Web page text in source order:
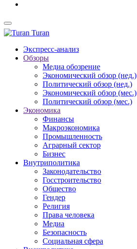
Turan
Экспресс-анализ
Обзоры
Медиа обозрение
Экономический обзор (нед.)
Политический обзор (нед.)
Экономический обзор (мес.)
Политический обзор (мес.)
Экономика
Финансы
Макроэкономика
Промышленность
Аграрный сектор
Бизнес
Внутриполитика
Законодательство
Госстроительство
Общество
Гендер
Религия
Права человека
Медиа
Безопасность
Социальная сфера